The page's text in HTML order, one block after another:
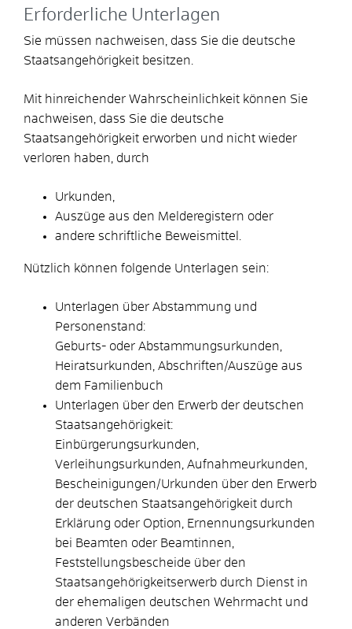
Erforderliche Unterlagen
Sie müssen nachweisen, dass Sie die deutsche
Staatsangehörigkeit besitzen.
Mit hinreichender Wahrscheinlichkeit können Sie
nachweisen, dass Sie die deutsche
Staatsangehörigkeit erworben und nicht wieder
verloren haben, durch
Urkunden,
Auszüge aus den Melderegistern oder
andere schriftliche Beweismittel.
Nützlich können folgende Unterlagen sein:
Unterlagen über Abstammung und
Personenstand:
Geburts- oder Abstammungsurkunden,
Heiratsurkunden, Abschriften/Auszüge aus
dem Familienbuch
Unterlagen über den Erwerb der deutschen
Staatsangehörigkeit:
Einbürgerungsurkunden,
Verleihungsurkunden, Aufnahmeurkunden,
Bescheinigungen/Urkunden über den Erwerb
der deutschen Staatsangehörigkeit durch
Erklärung oder Option, Ernennungsurkunden
bei Beamten oder Beamtinnen,
Feststellungsbescheide über den
Staatsangehörigkeitserwerb durch Dienst in
der ehemaligen deutschen Wehrmacht und
anderen Verbänden